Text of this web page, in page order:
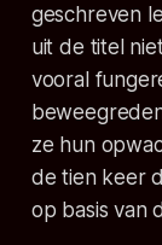
geschreven
uit de titel
vooral
ze hun
de tien keer
op basis van